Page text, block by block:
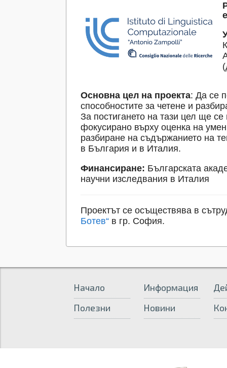
Основна цел на проекта: Да се
способностите за четене и
За постигането на тази цел ще
фокусирано върху оценка на
разбиране на съдържанието на
в България и в Италия.
Финансиране: Българската
научни изследвания в Италия
Проектът се осъществява в
Ботев“ в гр. София.
Начало Информация
Полезни
Новини